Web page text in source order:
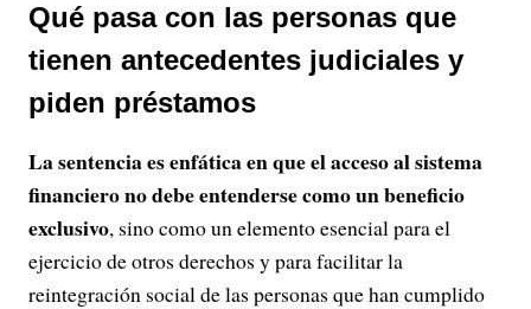
Qué pasa con las personas que
tienen antecedentes judiciales y
piden préstamos
La sentencia es enfática en que el acceso al sistema
financiero no debe entenderse como un beneficio
exclusivo, sino como un elemento esencial para el
ejercicio de otros derechos y para facilitar la
reintegración social de las personas que han cumplido